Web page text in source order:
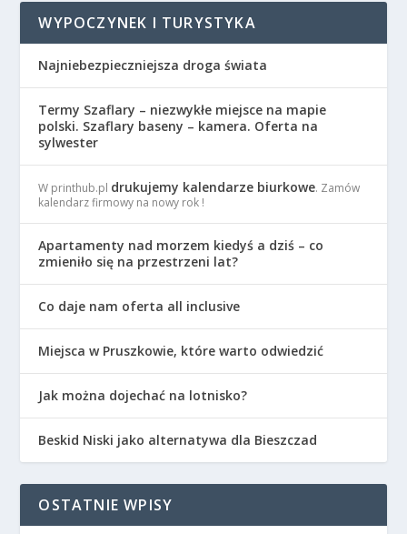
WYPOCZYNEK I TURYSTYKA
Najniebezpieczniejsza droga świata
Termy Szaflary – niezwykłe miejsce na mapie
polski. Szaflary baseny – kamera. Oferta na
sylwester
W printhub.pl drukujemy kalendarze biurkowe. Zamów
kalendarz firmowy na nowy rok !
Apartamenty nad morzem kiedyś a dziś – co
zmieniło się na przestrzeni lat?
Co daje nam oferta all inclusive
Miejsca w Pruszkowie, które warto odwiedzić
Jak można dojechać na lotnisko?
Beskid Niski jako alternatywa dla Bieszczad
OSTATNIE WPISY